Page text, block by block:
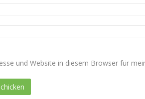
und Website in diesem Browser für